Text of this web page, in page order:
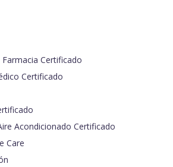
Certificado
Certificado
Acondicionado Certificado
Care